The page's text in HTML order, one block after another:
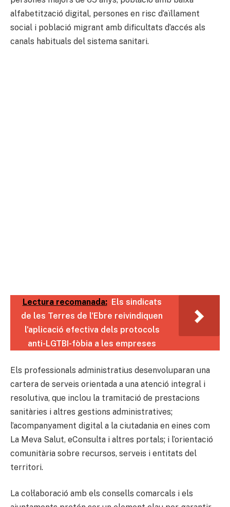
alfabetització digital, persones en risc d’aïllament
social i població migrant amb dificultats d’accés als
canals habituals del sistema sanitari.
Lectura recomanada: Els sindicats
de les Terres de l'Ebre reivindiquen
l'aplicació efectiva dels protocols
anti-LGTBI-fòbia a les empreses
Els professionals administratius desenvoluparan una
cartera de serveis orientada a una atenció integral i
resolutiva, que inclou la tramitació de prestacions
sanitàries i altres gestions administratives;
l’acompanyament digital a la ciutadania en eines com
La Meva Salut, eConsulta i altres portals; i l’orientació
comunitària sobre recursos, serveis i entitats del
territori.
La col·laboració amb els consells comarcals i els